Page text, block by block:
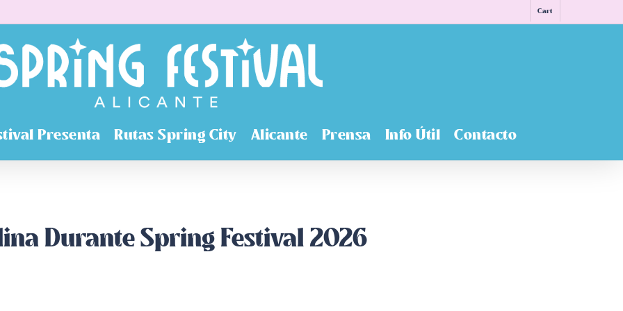
Cart
Presenta Rutas Spring City Alicante Prensa Info Útil Contacto
Durante Spring Festival 2026